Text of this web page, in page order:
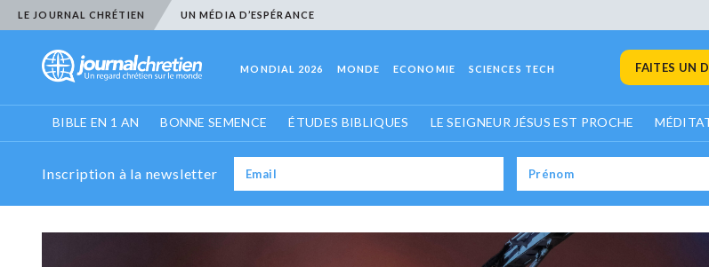
LE JOURNAL CHRÉTIEN UN MÉDIA D’ESPÉRANCE
MONDIAL 2026 MONDE ECONOMIE SCIENCES TECH FAITES UN
BIBLE EN 1 AN BONNE SEMENCE ÉTUDES BIBLIQUES LE SEIGNEUR JÉSUS EST PROCHE
Inscription à la newsletter